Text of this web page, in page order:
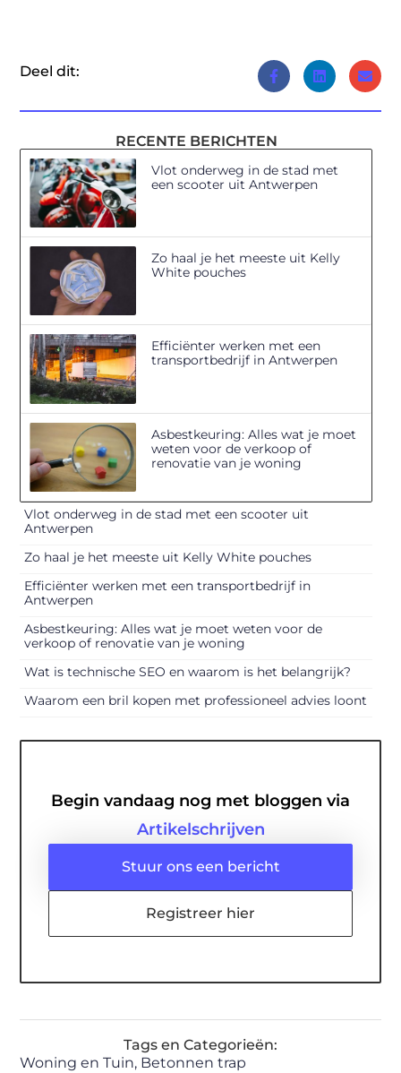
Deel dit:
RECENTE BERICHTEN
Vlot onderweg in de stad met
een scooter uit Antwerpen
Zo haal je het meeste uit Kelly
White pouches
Efficiënter werken met een
transportbedrijf in Antwerpen
Asbestkeuring: Alles wat je moet
weten voor de verkoop of
renovatie van je woning
Vlot onderweg in de stad met een scooter uit
Antwerpen
Zo haal je het meeste uit Kelly White pouches
Efficiënter werken met een transportbedrijf in
Antwerpen
Asbestkeuring: Alles wat je moet weten voor de
verkoop of renovatie van je woning
Wat is technische SEO en waarom is het belangrijk?
Waarom een bril kopen met professioneel advies loont
Begin vandaag nog met bloggen via
Artikelschrijven
Stuur ons een bericht
Registreer hier
Tags en Categorieën:
Woning en Tuin, Betonnen trap